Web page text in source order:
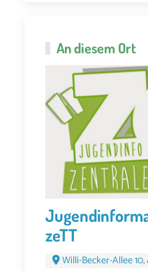
An diesem Ort
zeTT
Willi-Becker-Allee